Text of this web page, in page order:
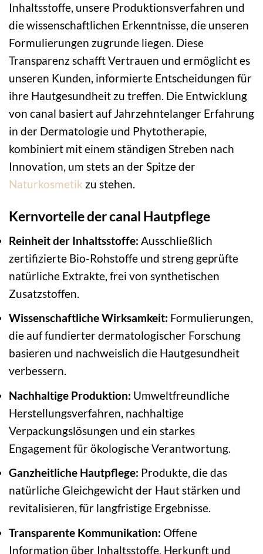
Inhaltsstoffe, unsere Produktionsverfahren und
die wissenschaftlichen Erkenntnisse, die unseren
Formulierungen zugrunde liegen. Diese
Transparenz schafft Vertrauen und ermöglicht es
unseren Kunden, informierte Entscheidungen für
ihre Hautgesundheit zu treffen. Die Entwicklung
von canal basiert auf Jahrzehntelanger Erfahrung
in der Dermatologie und Phytotherapie,
kombiniert mit einem ständigen Streben nach
Innovation, um stets an der Spitze der
Naturkosmetik zu stehen.
Kernvorteile der canal Hautpflege
Reinheit der Inhaltsstoffe: Ausschließlich
zertifizierte Bio-Rohstoffe und streng geprüfte
natürliche Extrakte, frei von synthetischen
Zusatzstoffen.
Wissenschaftliche Wirksamkeit: Formulierungen,
die auf fundierter dermatologischer Forschung
basieren und nachweislich die Hautgesundheit
verbessern.
Nachhaltige Produktion: Umweltfreundliche
Herstellungsverfahren, nachhaltige
Verpackungslösungen und ein starkes
Engagement für ökologische Verantwortung.
Ganzheitliche Hautpflege: Produkte, die das
natürliche Gleichgewicht der Haut stärken und
revitalisieren, für langfristige Ergebnisse.
Transparente Kommunikation: Offene
Information über Inhaltsstoffe, Herkunft und